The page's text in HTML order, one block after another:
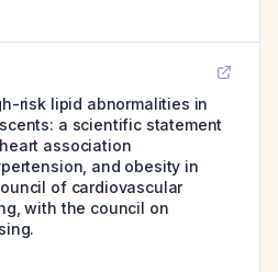
risk lipid abnormalities in
a scientific statement
association
and obesity in
of cardiovascular
with the council on